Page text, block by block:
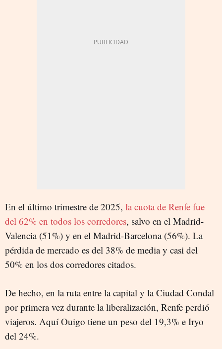
En el último trimestre de 2025, la cuota de Renfe fue
del 62% en todos los corredores, salvo en el Madrid-
Valencia (51%) y en el Madrid-Barcelona (56%). La
pérdida de mercado es del 38% de media y casi del
50% en los dos corredores citados.
De hecho, en la ruta entre la capital y la Ciudad Condal
por primera vez durante la liberalización, Renfe perdió
viajeros. Aquí Ouigo tiene un peso del 19,3% e Iryo
del 24%.